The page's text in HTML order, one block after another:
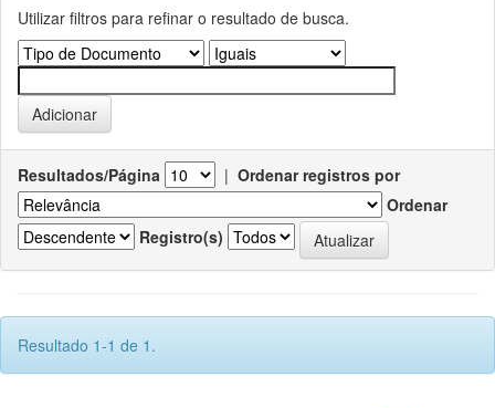
Utilizar filtros para refinar o resultado de busca.
Resultados/Página | Ordenar registros por
Ordenar
Registro(s)
Resultado 1-1 de 1.